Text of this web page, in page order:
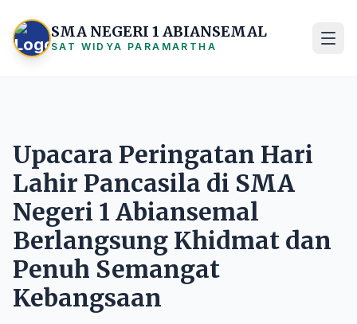
SMA NEGERI 1 ABIANSEMAL
SAT WIDYA PARAMARTHA
Upacara Peringatan Hari
Lahir Pancasila di SMA
Negeri 1 Abiansemal
Berlangsung Khidmat dan
Penuh Semangat
Kebangsaan